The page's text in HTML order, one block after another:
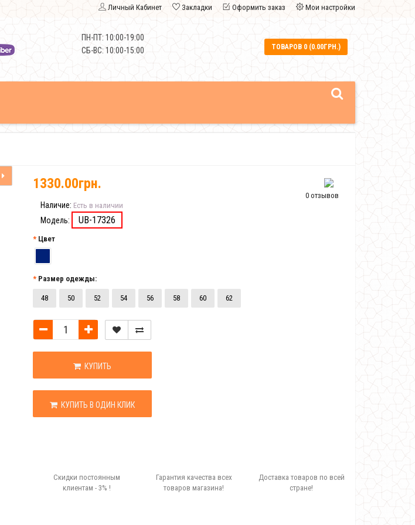
Личный Кабинет Закладки Оформить заказ Мои настройки
ПН-ПТ: 10:00-19:00
СБ-ВС: 10:00-15:00
ТОВАРОВ 0 (0.00ГРН.)
0 отзывов
1330.00грн.
Наличие: Есть в наличии
Модель: UB-17326
Цвет
Размер одежды:
48 50 52 54 56 58 60 62
КУПИТЬ
КУПИТЬ В ОДИН КЛИК
Скидки постоянным
клиентам - 3% !
Гарантия качества всех
товаров магазина!
Доставка товаров по всей
стране!